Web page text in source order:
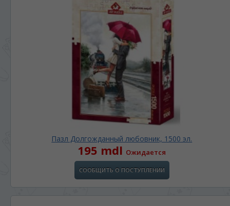
Пазл Долгожданный любовник, 1500 эл.
195 mdl Ожидается
СООБЩИТЬ О ПОСТУПЛЕНИИ